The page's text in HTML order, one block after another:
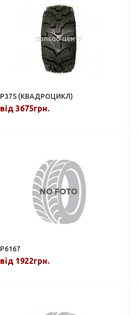
P375 (КВАДРОЦИКЛ)
від 3675грн.
P6167
від 1922грн.